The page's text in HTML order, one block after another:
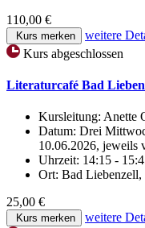
110,00 €
Kurs merken
weitere
Kurs abgeschlossen
Literaturcafé Bad
Kursleitung: Anette
Datum: Drei
10.06.2026, jeweils
Uhrzeit: 14:15 -
Ort: Bad Liebenzell,
25,00 €
Kurs merken
weitere